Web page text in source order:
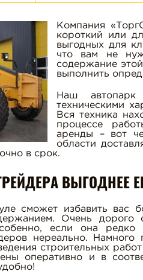
Компания
короткий или
выгодных для
что вам не
содержание
выполнить
Наш автопарк
техническими
Вся техника
процессе
аренды – вот
области
в срок.
ВЫГОДНЕЕ
сможет избавить вас
Очень дорого
если она редко
нереально.
строительных
оперативно и в